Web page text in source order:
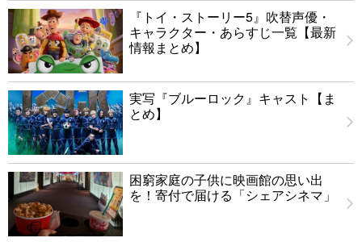
『トイ・ストーリー5』吹替声優・
キャラクター・あらすじ一覧【最新
情報まとめ】
実写『ブルーロック』キャスト【ま
とめ】
困窮家庭の子供に映画館の思い出
を！寄付で届ける「シェアシネマ」